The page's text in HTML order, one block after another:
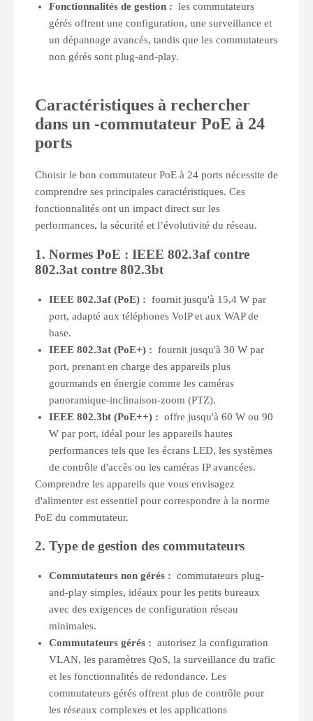
Fonctionnalités de gestion : les commutateurs
gérés offrent une configuration, une surveillance et
un dépannage avancés, tandis que les commutateurs
non gérés sont plug-and-play.
Caractéristiques à rechercher
dans un -commutateur PoE à 24
ports
Choisir le bon commutateur PoE à 24 ports nécessite de
comprendre ses principales caractéristiques. Ces
fonctionnalités ont un impact direct sur les
performances, la sécurité et l’évolutivité du réseau.
1. Normes PoE : IEEE 802.3af contre
802.3at contre 802.3bt
IEEE 802.3af (PoE) : fournit jusqu'à 15,4 W par
port, adapté aux téléphones VoIP et aux WAP de
base.
IEEE 802.3at (PoE+) : fournit jusqu'à 30 W par
port, prenant en charge des appareils plus
gourmands en énergie comme les caméras
panoramique-inclinaison-zoom (PTZ).
IEEE 802.3bt (PoE++) : offre jusqu'à 60 W ou 90
W par port, idéal pour les appareils hautes
performances tels que les écrans LED, les systèmes
de contrôle d'accès ou les caméras IP avancées.
Comprendre les appareils que vous envisagez
d'alimenter est essentiel pour correspondre à la norme
PoE du commutateur.
2. Type de gestion des commutateurs
Commutateurs non gérés : commutateurs plug-
and-play simples, idéaux pour les petits bureaux
avec des exigences de configuration réseau
minimales.
Commutateurs gérés : autorisez la configuration
VLAN, les paramètres QoS, la surveillance du trafic
et les fonctionnalités de redondance. Les
commutateurs gérés offrent plus de contrôle pour
les réseaux complexes et les applications